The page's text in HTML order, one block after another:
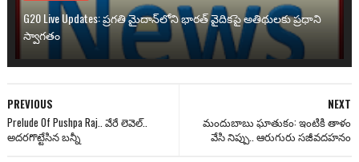
G20 Live Updates: ప్రగతి మైదాన్‌లోని భారత్ వైదికపై అతిథులకు ప్రధాని
స్వాగతం
NEXT
మందుబాబు ఘాతుకం: ఇంటికి తాళం
వేసి నిప్పు.. ఆరుగురు సజీవదహనం
PREVIOUS
Prelude Of Pushpa Raj.. వేరే లెవెల్..
అదరగొట్టేసిన బన్నీ